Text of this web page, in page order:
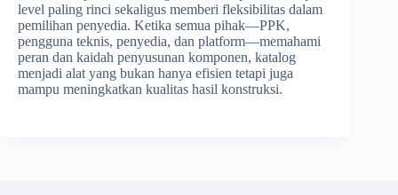
level paling rinci sekaligus memberi fleksibilitas dalam
pemilihan penyedia. Ketika semua pihak—PPK,
pengguna teknis, penyedia, dan platform—memahami
peran dan kaidah penyusunan komponen, katalog
menjadi alat yang bukan hanya efisien tetapi juga
mampu meningkatkan kualitas hasil konstruksi.